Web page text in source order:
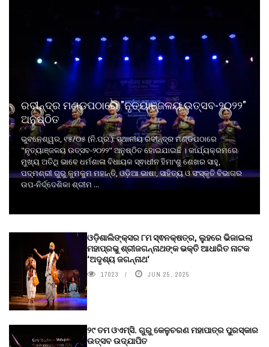
ରବୀନ୍ଦ୍ର ମଣ୍ଡପଠାରେ "ନୃତ୍ୟାଞ୍ଜଳୟ ଉତ୍ସବ-୨୦୨୨"
ଅନୁଷ୍ଠିତ
ଭୁବନେଶ୍ୱର, ୧୫/୦୫ (ନି.ପ୍ର.): ସ୍ଥାନୀୟ ରବୀନ୍ଦ୍ର ମଣ୍ଡପଠାରେ
"ନୃତ୍ୟାଞ୍ଜଳୟ ଉତ୍ସବ-୨୦୨୨" ଅନୁଷ୍ଠିତ ହୋଇଯାଇଛି । କାର୍ଯ୍ୟକ୍ରମରେ
ମୁଖ୍ୟ ଅତିଥି ଭାବେ ଧର୍ମଶାଳା ବିଧାୟକ ସ୍ଵାଧୀନ ହିମାଂଶୁ ଶେଖର ସାହୁ,
ପଦ୍ମଶ୍ରୀ ଗୁରୁ କୁମକୁମ ମହାନ୍ତି, ଓଡ଼ିଆ ଭାଷା, ସାହିତ୍ୟ ଓ ସଂସ୍କୃତି ବିଭାଗର
ଉପ-ନିର୍ଦ୍ଦେଶିକା ଶ୍ରୀମ ...
ଓଡ଼ିଶାଲିଙ୍କ୍ସର ୮ମ ସ୍ଵନକ୍ଷତ୍ର, ଲୁହରେ ଭିଜାଇଲା
ମହାପ୍ରଭୁ ଶ୍ରୀଜଗନ୍ନାଥଙ୍କ ଭକ୍ତି ଆଧାରିତ ନାଟକ
‘ଅଦୃଶ୍ୟ ଜଗନ୍ନାଥ‘
17023 JUN 25, 2025
୨୯ ତମ ଓଏମ୍‌ସି. ଗୁରୁ କେଳୁଚରଣ ମହାପାତ୍ର ପୁରସ୍କାର
ଉତ୍ସବ ଉଦ୍‍ଯାପିତ